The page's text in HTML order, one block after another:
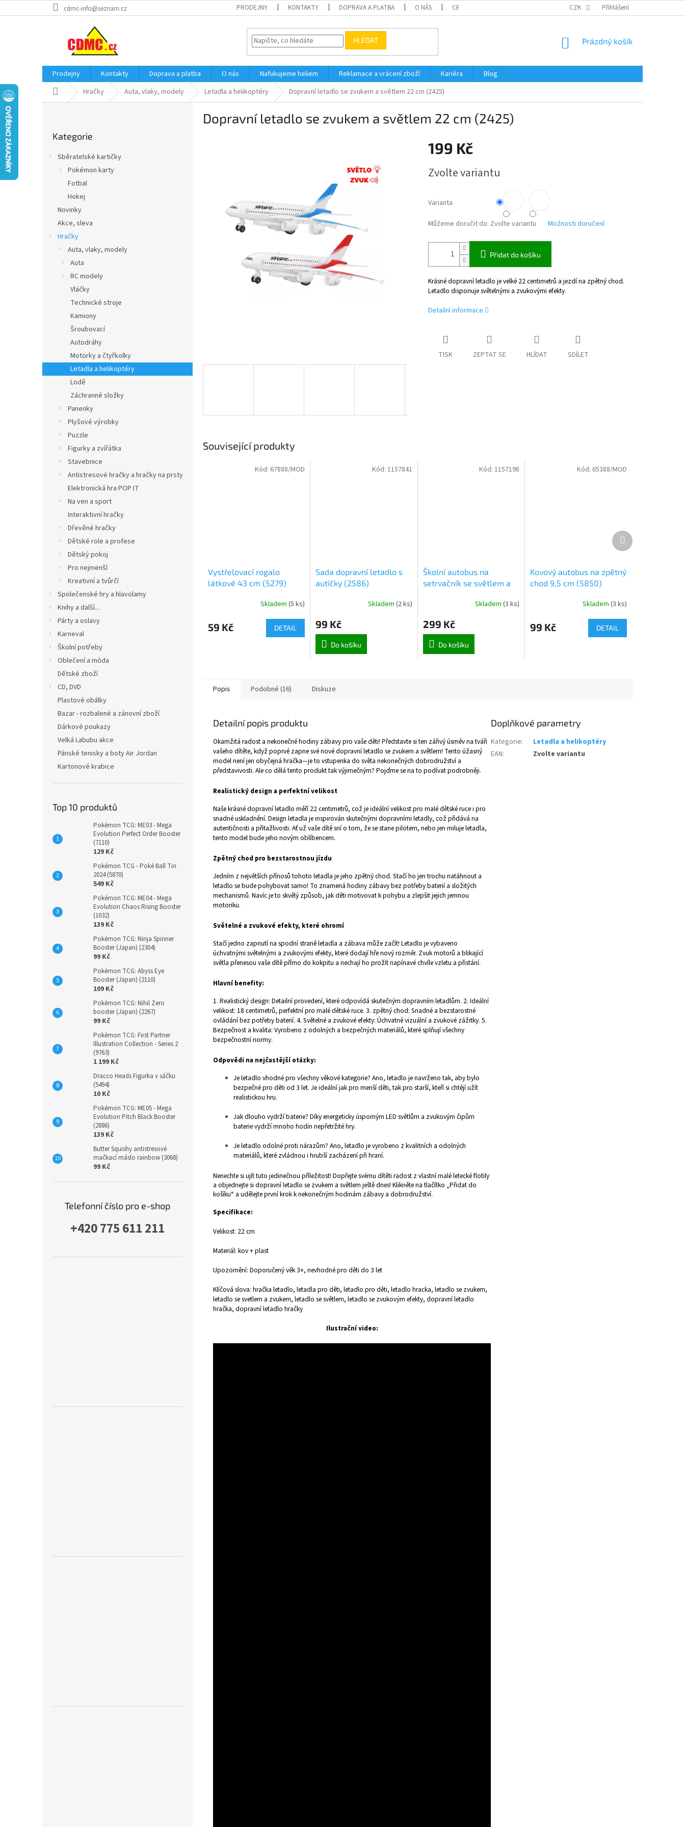
na
cdmc-info@seznam.cz PRODEJNY KONTAKTY DOPRAVA A PLATBA O NÁS CERTIFIKÁTY A NÁVODY OBCHODNÍ PODMÍNKY OCHRANA OSOBNÍCH
CZK Přihlášení
HLEDAT
NÁKUPNÍ
Prázdný košík
Prodejny Kontakty Doprava a platba O nás Nafukujeme heliem Reklamace a vrácení zboží Kariéra
Blog
Domů Hračky Auta, vlaky, modely Letadla a helikoptéry Dopravní letadlo se zvukem a světlem 22 cm (2425)
kategorie
Kategorie
Sběratelské kartičky
Pokémon karty
Fotbal
Hokej
Novinky
Akce, sleva
Hračky
Auta, vlaky, modely
Auta
RC modely
Vláčky
Technické stroje
Kamiony
Šroubovací
Autodráhy
Motorky a čtyřkolky
Letadla a helikoptéry
Lodě
Záchranné složky
Panenky
Plyšové výrobky
Puzzle
Figurky a zvířátka
Stavebnice
Antistresové hračky a hračky na prsty
Elektronická hra POP IT
Na ven a sport
Interaktivní hračky
Dřevěné hračky
Dětské role a profese
Dětský pokoj
Pro nejmenší
Kreativní a tvůrčí
Společenské hry a hlavolamy
Knihy a další...
Párty a oslavy
Karneval
Školní potřeby
Oblečení a móda
Dětské zboží
CD, DVD
Plastové obálky
Bazar - rozbalené a zánovní zboží
Dárkové poukazy
Velká Labubu akce
Pánské tenisky a boty Air Jordan
Kartonové krabice
Top 10 produktů
Pokémon TCG: ME03 - Mega
Evolution Perfect Order Booster
(7110)
129 Kč
Pokémon TCG - Poké Ball Tin
2024 (5870)
549 Kč
Pokémon TCG: ME04 - Mega
Evolution Chaos Rising Booster
(1032)
139 Kč
Pokémon TCG: Ninja Spinner
Booster (Japan) (2304)
99 Kč
Pokémon TCG: Abyss Eye
Booster (Japan) (2110)
109 Kč
Pokémon TCG: Nihil Zero
booster (Japan) (2267)
99 Kč
Pokémon TCG: First Partner
Illustration Collection - Series 2
(9763)
1 199 Kč
Dracco Heads Figurka v sáčku
(5494)
10 Kč
Pokémon TCG: ME05 - Mega
Evolution Pitch Black Booster
(2886)
139 Kč
Butter Squishy antistresové
mačkací máslo rainbow (3068)
99 Kč
Telefonní číslo pro e-shop
+420 775 611 211
Dopravní letadlo se zvukem a světlem 22 cm (2425)
199 Kč
cena:
Zvolte variantu
Varianta
Můžeme doručit do: Zvolte variantu Možnosti doručení
Přidat do košíku
Krásné dopravní letadlo je velké 22 centimetrů a jezdí na zpětný chod.
Letadlo disponuje světelnými a zvukovými efekty.
Detailní informace
TISK ZEPTAT SE HLÍDAT SDÍLET
Související produkty
Vystřelovací rogalo
látkové 43 cm (5279)
Skladem (5 ks)
59 Kč DETAIL
Kód: 67888/MOD
Sada dopravní letadlo s
autíčky (2586)
Skladem (2 ks)
99 Kč
Do košíku
Kód: 1157841
Školní autobus na
setrvačník se světlem a
Skladem(3 ks)
299 Kč
Do košíku
Kód:1157198
Kovový autobus na zpětný
chod 9,5 cm (5850)
Skladem (3 ks)
99 Kč DETAIL
Kód: 65388/MOD
Další
produkt
Popis Podobné (16) Diskuze
Detailní popis produktu
Okamžitá radost a nekonečné hodiny zábavy pro vaše děti! Představte si ten zářivý úsměv na tváři
vašeho dítěte, když poprvé zapne své nové dopravní letadlo se zvukem a světlem! Tento úžasný
model není jen obyčejná hračka—je to vstupenka do světa nekonečných dobrodružství a
představivosti. Ale co dělá tento produkt tak výjimečným? Pojďme se na to podívat podrobněji.
Realistický design a perfektní velikost
Naše krásné dopravní letadlo měří 22 centimetrů, což je ideální velikost pro malé dětské ruce i pro
snadné uskladnění. Design letadla je inspirován skutečnými dopravními letadly, což přidává na
autentičnosti a přitažlivosti. Ať už vaše dítě sní o tom, že se stane pilotem, nebo jen miluje letadla,
tento model bude jeho novým oblíbencem.
Zpětný chod pro bezstarostnou jízdu
Jedním z největších přínosů tohoto letadla je jeho zpětný chod. Stačí ho jen trochu natáhnout a
letadlo se bude pohybovat samo! To znamená hodiny zábavy bez potřeby baterií a složitých
mechanismů. Navíc je to skvělý způsob, jak děti motivovat k pohybu a zlepšit jejich jemnou
motoriku.
Světelné a zvukové efekty, které ohromí
Stačí jedno zapnutí na spodní straně letadla a zábava může začít! Letadlo je vybaveno
úchvatnými světelnými a zvukovými efekty, které dodají hře nový rozměr. Zvuk motorů a blikající
světla přenesou vaše dítě přímo do kokpitu a nechají ho prožít napínavé chvíle vzletu a přistání.
Hlavní benefity:
1. Realistický design: Detailní provedení, které odpovídá skutečným dopravním letadlům. 2. Ideální
velikost: 18 centimetrů, perfektní pro malé dětské ruce. 3. zpětný chod: Snadné a bezstarostné
ovládání bez potřeby baterií. 4. Světelné a zvukové efekty: Úchvatné vizuální a zvukové zážitky. 5.
Bezpečnost a kvalita: Vyrobeno z odolných a bezpečných materiálů, které splňují všechny
bezpečnostní normy.
Odpovědi na nejčastější otázky:
Je letadlo vhodné pro všechny věkové kategorie? Ano, letadlo je navrženo tak, aby bylo
bezpečné pro děti od 3 let. Je ideální jak pro menší děti, tak pro starší, kteří si chtějí užít
realistickou hru.
Jak dlouho vydrží baterie? Díky energeticky úsporným LED světlům a zvukovým čipům
baterie vydrží mnoho hodin nepřetržité hry.
Je letadlo odolné proti nárazům? Ano, letadlo je vyrobeno z kvalitních a odolných
materiálů, které zvládnou i hrubší zacházení při hraní.
Nenechte si ujít tuto jedinečnou příležitost! Dopřejte svému dítěti radost z vlastní malé letecké flotily
a objednejte si dopravní letadlo se zvukem a světlem ještě dnes! Klikněte na tlačítko „Přidat do
košíku“ a udělejte první krok k nekonečným hodinám zábavy a dobrodružství.
Specifikace:
Velikost: 22 cm
Materiál: kov + plast
Upozornění: Doporučený věk 3+, nevhodné pro děti do 3 let
Klíčová slova: hračka letadlo, letadla pro děti, letadlo pro děti, letadlo hracka, letadlo se zvukem,
letadlo se svetlem a zvukem, letadlo se světlem, letadlo se zvukovým efekty, dopravní letadlo
hračka, dopravní letadlo hračky
Ilustrační video:
Doplňkové parametry
Kategorie:
Letadla a helikoptéry
EAN: Zvolte variantu